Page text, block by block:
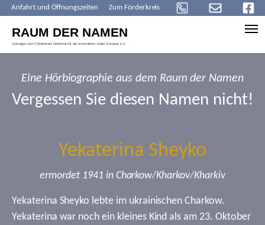
Anfahrt und Öffnungszeiten Zum Förderkreis
Eine Hörbiographie aus dem Raum der Namen
Vergessen Sie diesen Namen nicht!
Yekaterina Sheyko
ermordet 1941 in Charkow/Kharkov/Kharkiv
Yekaterina Sheyko lebte im ukrainischen Charkow.
Yekaterina war noch ein kleines Kind als am 23. Oktober